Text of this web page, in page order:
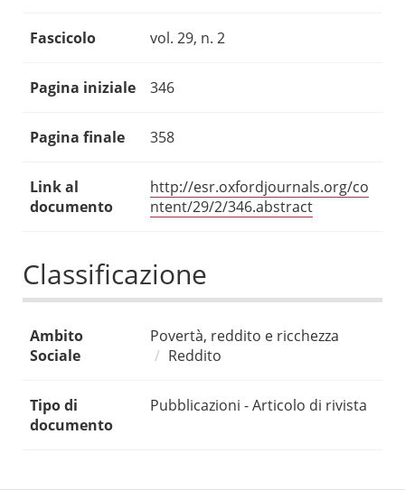
Fascicolo vol. 29, n. 2
Pagina iniziale 346
Pagina finale 358
Link al
documento
http://esr.oxfordjournals.org/co
ntent/29/2/346.abstract
Classificazione
Ambito
Sociale
Povertà, reddito e ricchezza
Reddito
Tipo di
documento
Pubblicazioni - Articolo di rivista